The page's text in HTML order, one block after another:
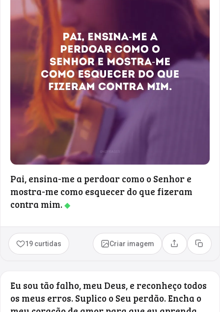
Pai, ensina-me a perdoar como o Senhor e
mostra-me como esquecer do que fizeram
contra mim.◆
19 curtidas Criar imagem Compartilhar
Copiar
Eu sou tão falho, meu Deus, e reconheço todos
os meus erros. Suplico o Seu perdão. Encha o